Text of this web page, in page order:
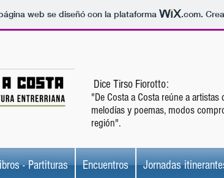
web se diseñó con la plataforma .com.
Dice Tirso Fiorotto:
"De Costa a Costa reúne a
melodías y poemas, modos
región".
- Partituras Encuentros Jornadas